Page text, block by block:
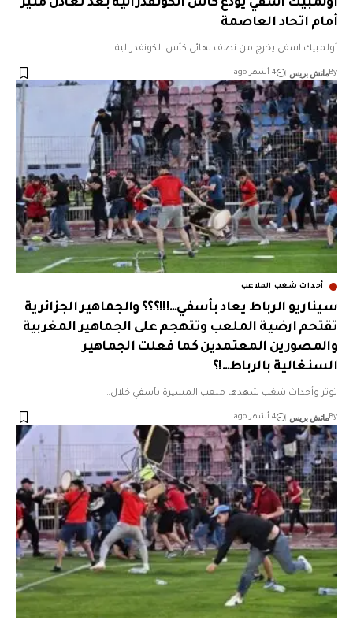
أولمبيك آسفي يودّع كأس الكونفدرالية بعد تعادل مثير
أمام اتحاد العاصمة
أولمبيك آسفي يخرج من نصف نهائي كأس الكونفدرالية…
Byماتش بريس 4 أشهر ago
أحداث شغب الملاعب
سيناريو الرباط يعاد بأسفي…!!!؟؟؟ والجماهير الجزائرية
تقتحم ارضية الملعب وتتهجم على الجماهير المغربية
والمصورين المعتمدين كما فعلت الجماهير
السنغالية بالرباط…!؟
توتر وأحداث شغب شهدها ملعب المسيرة بآسفي خلال…
Byماتش بريس 4 أشهر ago